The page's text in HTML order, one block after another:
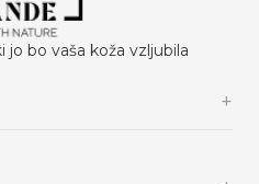
jo bo vaša koža vzljubila